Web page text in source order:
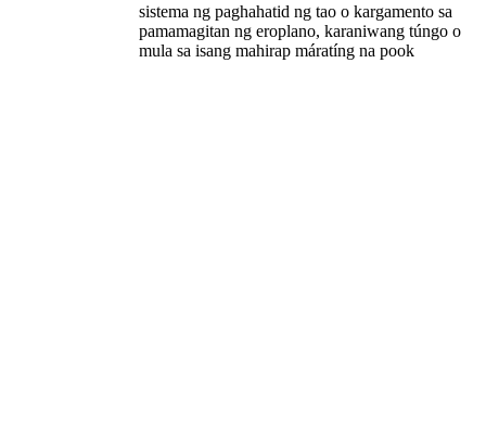
sistema ng paghahatid ng tao o kargamento sa
pamamagitan ng eroplano, karaniwang túngo o
mula sa isang mahirap máratíng na pook